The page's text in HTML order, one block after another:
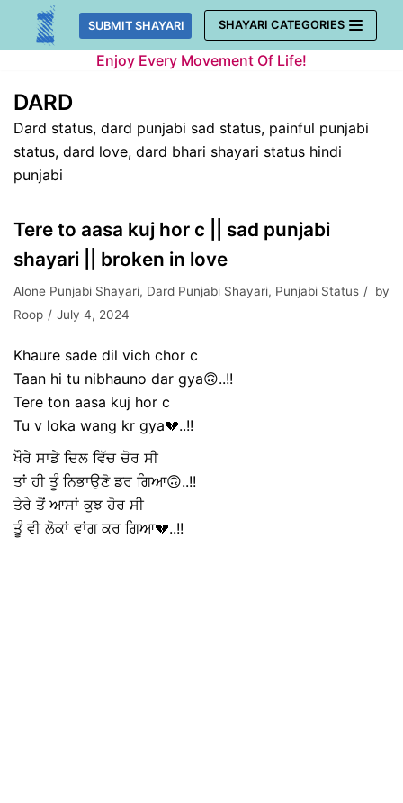
Skip
SUBMIT SHAYARI SHAYARI CATEGORIES
Enjoy Every Movement Of Life!
DARD
Dard status, dard punjabi sad status, painful punjabi
status, dard love, dard bhari shayari status hindi
punjabi
Tere to aasa kuj hor c || sad punjabi
shayari || broken in love
Alone Punjabi Shayari, Dard Punjabi Shayari, Punjabi Status
by
Roop
July 4, 2024
Khaure sade dil vich chor c
Taan hi tu nibhauno dar gya🙃..!!
Tere ton aasa kuj hor c
Tu v loka wang kr gya💔..!!
ਖੌਰੇ ਸਾਡੇ ਦਿਲ ਵਿੱਚ ਚੋਰ ਸੀ
ਤਾਂ ਹੀ ਤੂੰ ਨਿਭਾਉਣੋ ਡਰ ਗਿਆ🙃..!!
ਤੇਰੇ ਤੋਂ ਆਸਾਂ ਕੁਝ ਹੋਰ ਸੀ
ਤੂੰ ਵੀ ਲੋਕਾਂ ਵਾਂਗ ਕਰ ਗਿਆ💔..!!